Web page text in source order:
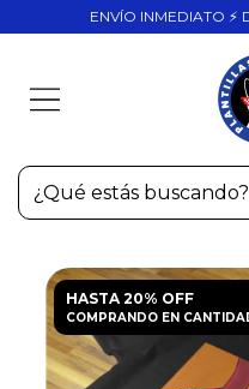
ENVÍO INMEDIATO ⚡
HASTA 20% OFF
COMPRANDO EN